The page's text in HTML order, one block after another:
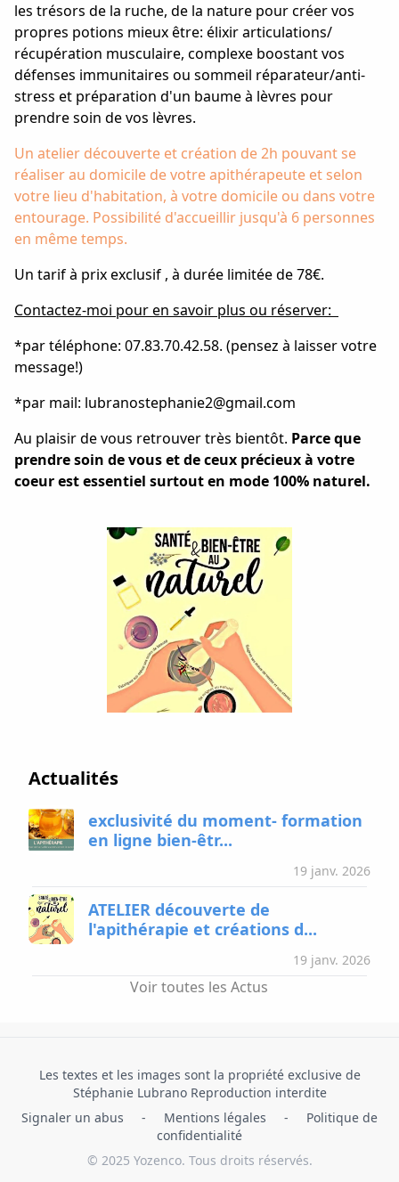
les trésors de la ruche, de la nature pour créer vos
propres potions mieux être: élixir articulations/
récupération musculaire, complexe boostant vos
défenses immunitaires ou sommeil réparateur/anti-
stress et préparation d'un baume à lèvres pour
prendre soin de vos lèvres.
Un atelier découverte et création de 2h pouvant se
réaliser au domicile de votre apithérapeute et selon
votre lieu d'habitation, à votre domicile ou dans votre
entourage. Possibilité d'accueillir jusqu'à 6 personnes
en même temps.
Un tarif à prix exclusif , à durée limitée de 78€.
Contactez-moi pour en savoir plus ou réserver:
*par téléphone: 07.83.70.42.58. (pensez à laisser votre
message!)
*par mail: lubranostephanie2@gmail.com
Au plaisir de vous retrouver très bientôt. Parce que
prendre soin de vous et de ceux précieux à votre
coeur est essentiel surtout en mode 100% naturel.
Actualités
exclusivité du moment- formation
en ligne bien-êtr...
19 janv. 2026
ATELIER découverte de
l'apithérapie et créations d...
19 janv. 2026
Voir toutes les Actus
Les textes et les images sont la propriété exclusive de
Stéphanie Lubrano Reproduction interdite
Signaler un abus
- Mentions légales -
Politique de
confidentialité
© 2025 Yozenco. Tous droits réservés.